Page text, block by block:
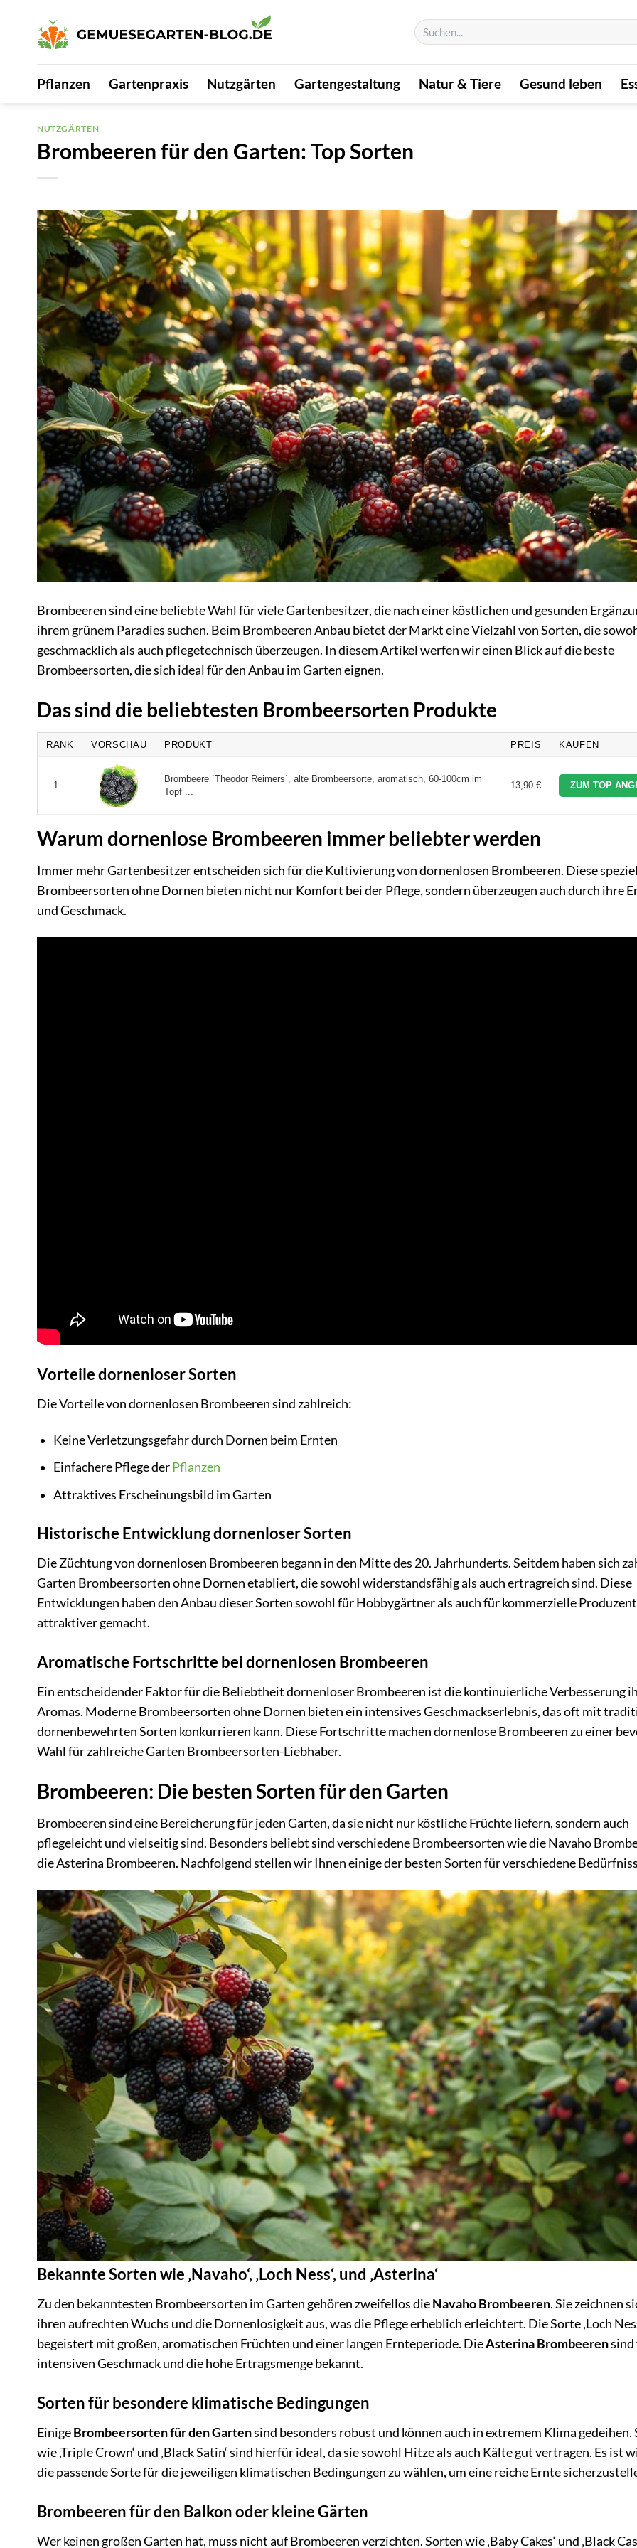
springen
Pflanzen Gartenpraxis Nutzgärten Gartengestaltung Natur & Tiere Gesund leben
NUTZGÄRTEN
Brombeeren für den Garten: Top Sorten
Brombeeren sind eine beliebte Wahl für viele Gartenbesitzer, die nach einer köstlichen und gesunden
ihrem grünem Paradies suchen. Beim Brombeeren Anbau bietet der Markt eine Vielzahl von Sorten, die
geschmacklich als auch pflegetechnisch überzeugen. In diesem Artikel werfen wir einen Blick auf die beste
Brombeersorten, die sich ideal für den Anbau im Garten eignen.
Das sind die beliebtesten Brombeersorten Produkte
RANK VORSCHAU PRODUKT PREIS KAUFEN
1
Brombeere `Theodor Reimers´, alte Brombeersorte, aromatisch, 60-100cm im
Topf ...
13,90 € ZUM TOP
Warum dornenlose Brombeeren immer beliebter werden
Immer mehr Gartenbesitzer entscheiden sich für die Kultivierung von dornenlosen Brombeeren. Diese
Brombeersorten ohne Dornen bieten nicht nur Komfort bei der Pflege, sondern überzeugen auch durch ihre
und Geschmack.
Vorteile dornenloser Sorten
Die Vorteile von dornenlosen Brombeeren sind zahlreich:
Keine Verletzungsgefahr durch Dornen beim Ernten
Einfachere Pflege derPflanzen
Attraktives Erscheinungsbild im Garten
Historische Entwicklung dornenloser Sorten
Die Züchtung von dornenlosen Brombeeren begann in den Mitte des 20. Jahrhunderts. Seitdem haben sich
Garten Brombeersorten ohne Dornen etabliert, die sowohl widerstandsfähig als auch ertragreich sind. Diese
Entwicklungen haben den Anbau dieser Sorten sowohl für Hobbygärtner als auch für kommerzielle
attraktiver gemacht.
Aromatische Fortschritte bei dornenlosen Brombeeren
Ein entscheidender Faktor für die Beliebtheit dornenloser Brombeeren ist die kontinuierliche Verbesserung
Aromas. Moderne Brombeersorten ohne Dornen bieten ein intensives Geschmackserlebnis, das oft mit
dornenbewehrten Sorten konkurrieren kann. Diese Fortschritte machen dornenlose Brombeeren zu einer
Wahl für zahlreiche Garten Brombeersorten-Liebhaber.
Brombeeren: Die besten Sorten für den Garten
Brombeeren sind eine Bereicherung für jeden Garten, da sie nicht nur köstliche Früchte liefern, sondern auch
pflegeleicht und vielseitig sind. Besonders beliebt sind verschiedene Brombeersorten wie die Navaho
die Asterina Brombeeren. Nachfolgend stellen wir Ihnen einige der besten Sorten für verschiedene
Bekannte Sorten wie ‚Navaho‘, ‚Loch Ness‘, und ‚Asterina‘
Zu den bekanntesten Brombeersorten im Garten gehören zweifellos dieNavaho Brombeeren. Sie zeichnen
ihren aufrechten Wuchs und die Dornenlosigkeit aus, was die Pflege erheblich erleichtert. Die Sorte ‚Loch
begeistert mit großen, aromatischen Früchten und einer langen Ernteperiode. DieAsterina Brombeerensind
intensiven Geschmack und die hohe Ertragsmenge bekannt.
Sorten für besondere klimatische Bedingungen
EinigeBrombeersorten für den Gartensind besonders robust und können auch in extremem Klima gedeihen.
wie ‚Triple Crown‘ und ‚Black Satin‘ sind hierfür ideal, da sie sowohl Hitze als auch Kälte gut vertragen. Es ist
die passende Sorte für die jeweiligen klimatischen Bedingungen zu wählen, um eine reiche Ernte
Brombeeren für den Balkon oder kleine Gärten
Wer keinen großen Garten hat, muss nicht auf Brombeeren verzichten. Sorten wie ‚Baby Cakes‘ und ‚Black